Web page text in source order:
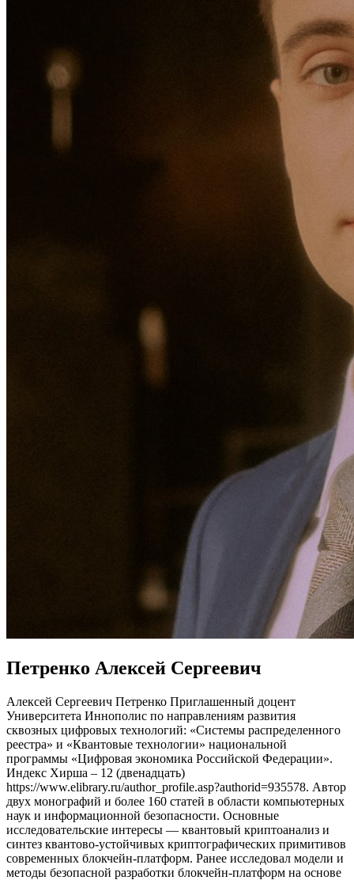
Петренко Алексей Сергеевич
Алексей Сергеевич Петренко Приглашенный доцент
Университета Иннополис по направлениям развития
сквозных цифровых технологий: «Системы распределенного
реестра» и «Квантовые технологии» национальной
программы «Цифровая экономика Российской Федерации».
Индекс Хирша – 12 (двенадцать)
https://www.elibrary.ru/author_profile.asp?authorid=935578. Автор
двух монографий и более 160 статей в области компьютерных
наук и информационной безопасности. Основные
исследовательские интересы — квантовый криптоанализ и
синтез квантово-устойчивых криптографических примитивов
современных блокчейн-платформ. Ранее исследовал модели и
методы безопасной разработки блокчейн-платформ на основе